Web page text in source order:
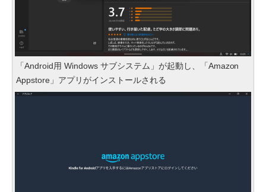
「Android用 Windows サブシステム」が起動し、「Amazon
Appstore」アプリがインストールされる